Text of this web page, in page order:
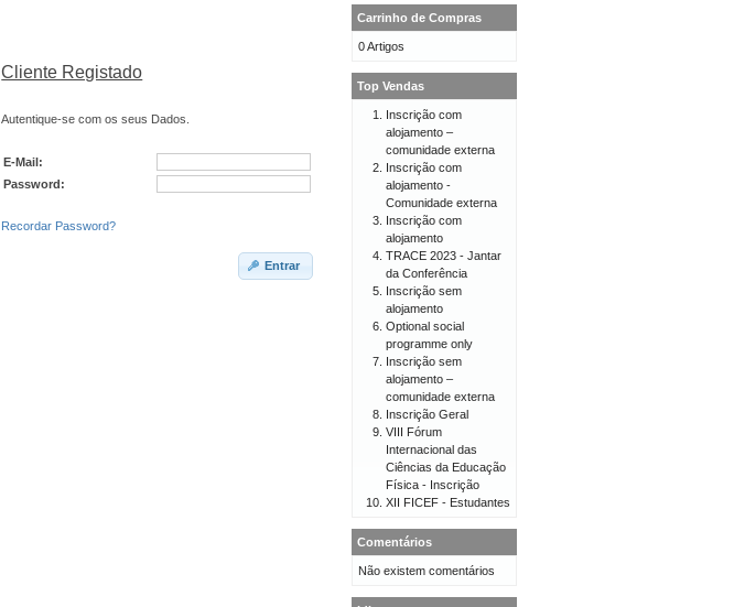
Cliente Registado
Autentique-se com os seus Dados.
E-Mail:
Password:
Recordar Password?
Entrar
Carrinho de Compras
0 Artigos
Top Vendas
Inscrição com
alojamento –
comunidade externa
Inscrição com
alojamento -
Comunidade externa
Inscrição com
alojamento
TRACE 2023 - Jantar
da Conferência
Inscrição sem
alojamento
Optional social
programme only
Inscrição sem
alojamento –
comunidade externa
Inscrição Geral
VIII Fórum
Internacional das
Ciências da Educação
Física - Inscrição
XII FICEF - Estudantes
Comentários
Não existem comentários